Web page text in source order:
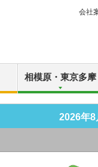
会社
相模原・東京多摩
2026年8